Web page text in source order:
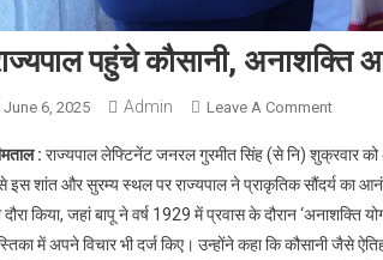
पहुंचे कौसानी, अनाशक्ति
June 6, 2025 Admin Leave A CommentOn
पहुंचे
कौसानी,
अनाशक्ति
आश्रम
: राज्यपाल लेफ्टिनेंट जनरल गुरमीत सिंह (से नि) शुक्रवार को
इस शांत और सुरम्य स्थल पर राज्यपाल ने प्राकृतिक सौंदर्य का
दौरा किया, जहां बापू ने वर्ष 1929 में प्रवास के दौरान
में अपने विचार भी दर्ज किए। उन्होंने कहा कि कौसानी जैसे